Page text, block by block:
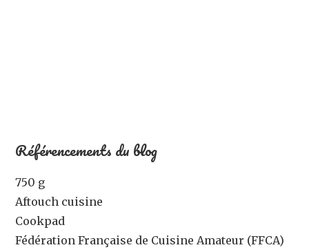
Référencements du blog
750 g
Aftouch cuisine
Cookpad
Fédération Française de Cuisine Amateur (FFCA)